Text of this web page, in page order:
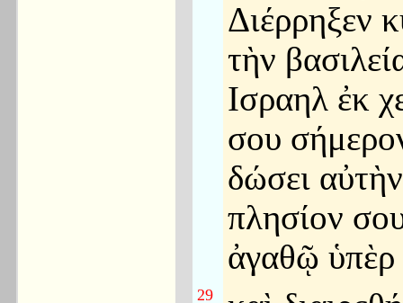
Διέρρηξεν
τὴν
Ισραηλ ἐκ
σου
δώσει
πλησίον
ἀγαθῷ ὑπὲρ
29